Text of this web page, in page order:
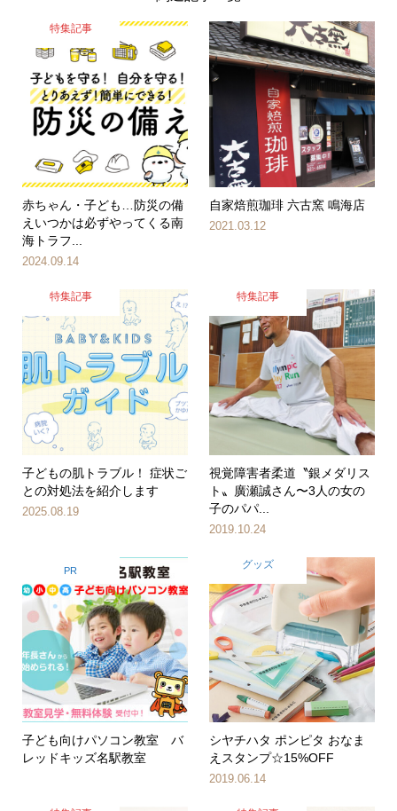
特集記事
赤ちゃん・子ども…防災の備
えいつかは必ずやってくる南
海トラフ...
2024.09.14
自家焙煎珈琲 六古窯 鳴海店
2021.03.12
特集記事
子どもの肌トラブル！ 症状ご
との対処法を紹介します
2025.08.19
特集記事
視覚障害者柔道〝銀メダリス
ト〟廣瀬誠さん〜3人の女の
子のパパ...
2019.10.24
PR
子ども向けパソコン教室 バ
レッドキッズ名駅教室
グッズ
シヤチハタ ポンピタ おなま
えスタンプ☆15%OFF
2019.06.14